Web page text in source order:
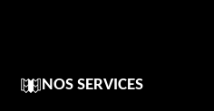
NOS SERVICES